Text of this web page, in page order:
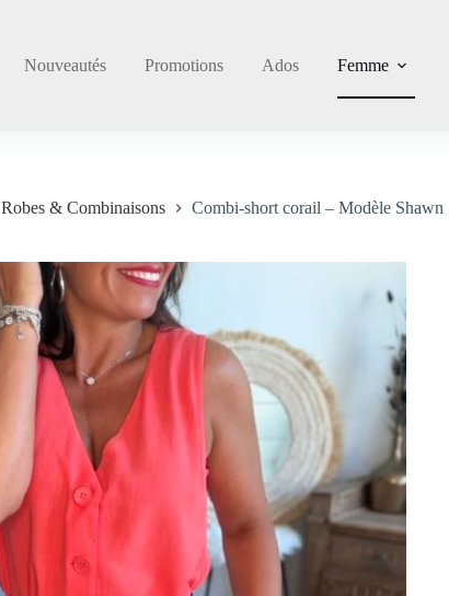
Nouveautés Promotions Ados Femme
Robes & Combinaisons Combi-short corail – Modèle Shawn